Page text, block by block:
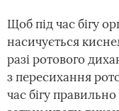
Щоб під час бігу
насичується
разі ротового
з пересихання
час бігу